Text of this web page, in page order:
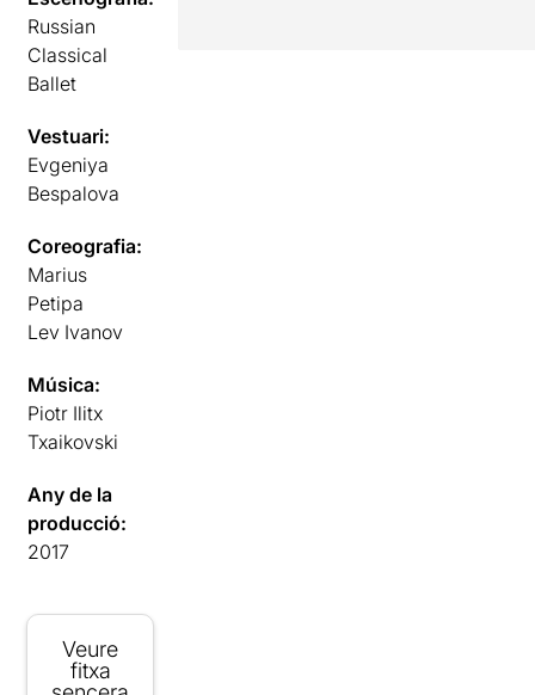
Russian
Classical
Ballet
Vestuari:
Evgeniya
Bespalova
Coreografia:
Marius
Petipa
Lev Ivanov
Música:
Piotr Ilitx
Txaikovski
Any de la
producció:
2017
Veure
fitxa